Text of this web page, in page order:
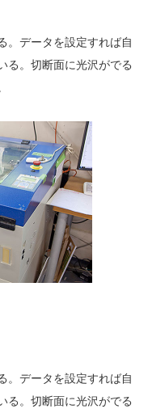
。データを設定すれば自
る。切断面に光沢がでる
。データを設定すれば自
る。切断面に光沢がでる